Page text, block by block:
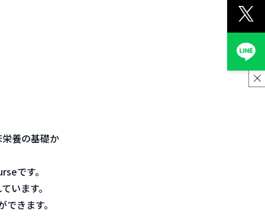
養の基礎か
です。
います。
きます。